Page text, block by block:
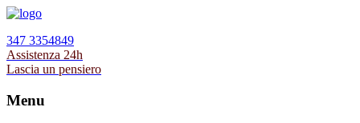
347 3354849
Assistenza 24h
Lascia un pensiero
Menu